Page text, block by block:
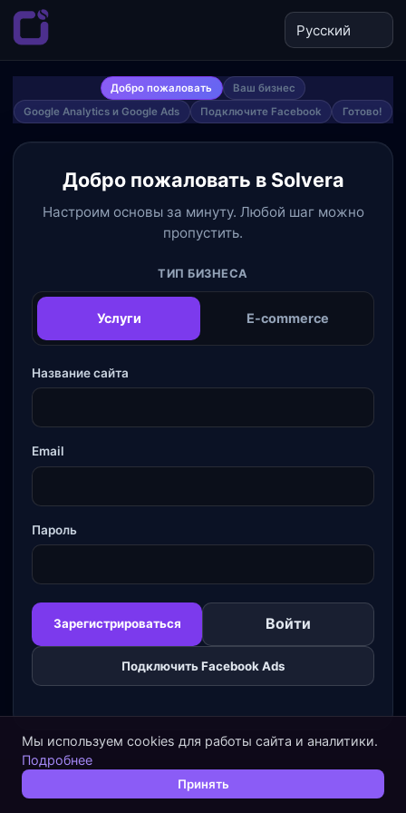
Добро пожаловать
Ваш бизнес
Google Analytics и Google Ads
Подключите Facebook Готово!
Добро пожаловать в Solvera
Настроим основы за минуту. Любой шаг можно
пропустить.
ТИП БИЗНЕСА
Услуги E-commerce
Название сайта
Email
Пароль
Зарегистрироваться Войти
Подключить Facebook Ads
Мы используем cookies для работы сайта и аналитики.
Подробнее
Принять